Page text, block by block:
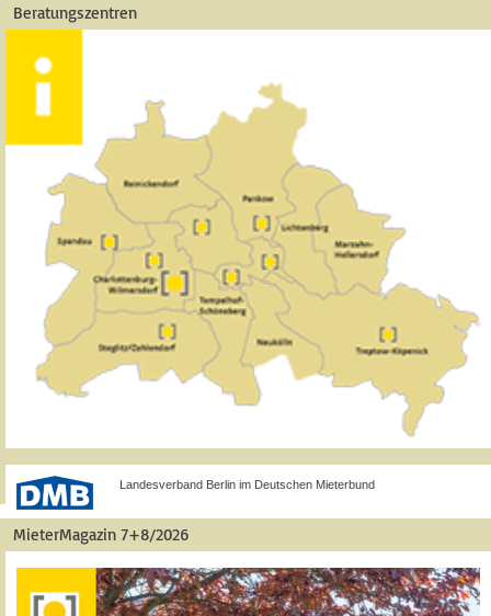
Beratungszentren
Landesverband Berlin im Deutschen Mieterbund
MieterMagazin 7+8/2026